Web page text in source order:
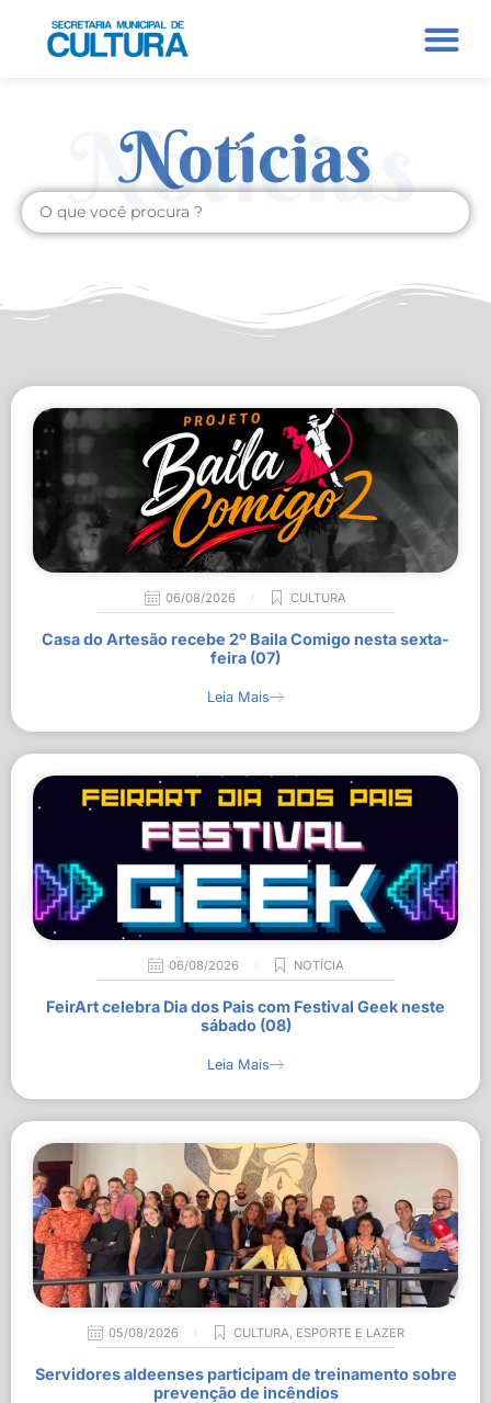
Notícias
Notícias
06/08/2026 CULTURA
Casa do Artesão recebe 2º Baila Comigo nesta sexta-
feira (07)
Leia Mais
06/08/2026 NOTÍCIA
FeirArt celebra Dia dos Pais com Festival Geek neste
sábado (08)
Leia Mais
05/08/2026 CULTURA, ESPORTE E LAZER
Servidores aldeenses participam de treinamento sobre
prevenção de incêndios